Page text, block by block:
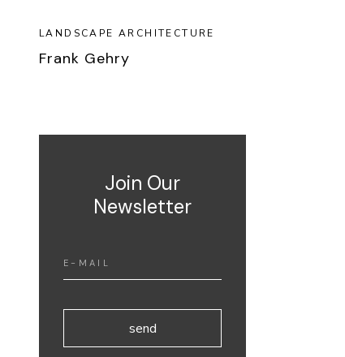
LANDSCAPE ARCHITECTURE
Frank Gehry
Join Our
Newsletter
send